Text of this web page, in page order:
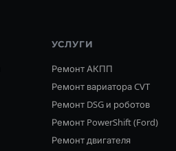
УСЛУГИ
Ремонт АКПП
Ремонт вариатора CVT
Ремонт DSG и роботов
Ремонт PowerShift (Ford)
Ремонт двигателя